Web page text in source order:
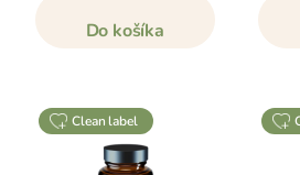
Do košíka
clean label